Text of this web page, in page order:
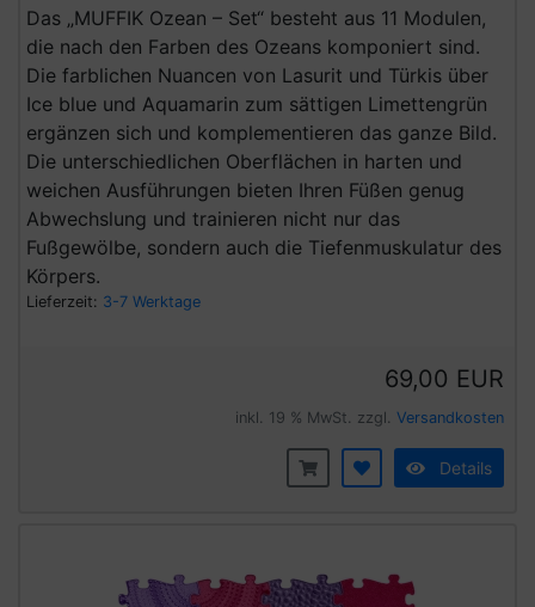
Das „MUFFIK Ozean – Set“ besteht aus 11 Modulen,
die nach den Farben des Ozeans komponiert sind.
Die farblichen Nuancen von Lasurit und Türkis über
Ice blue und Aquamarin zum sättigen Limettengrün
ergänzen sich und komplementieren das ganze Bild.
Die unterschiedlichen Oberflächen in harten und
weichen Ausführungen bieten Ihren Füßen genug
Abwechslung und trainieren nicht nur das
Fußgewölbe, sondern auch die Tiefenmuskulatur des
Körpers.
Lieferzeit: 3-7 Werktage
69,00 EUR
inkl. 19 % MwSt. zzgl. Versandkosten
Details